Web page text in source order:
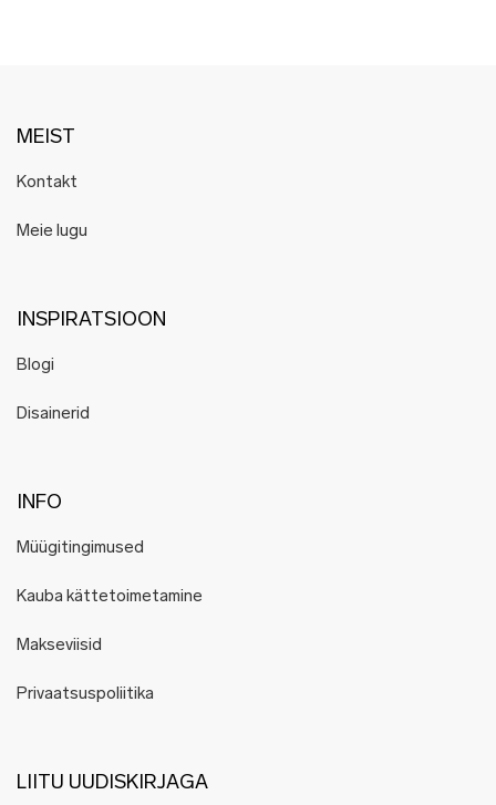
MEIST
Kontakt
Meie lugu
INSPIRATSIOON
Blogi
Disainerid
INFO
Müügitingimused
Kauba kättetoimetamine
Makseviisid
Privaatsuspoliitika
LIITU UUDISKIRJAGA